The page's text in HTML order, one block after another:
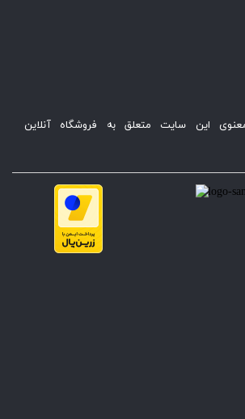
این سایت متعلق به فروشگاه آنلاین